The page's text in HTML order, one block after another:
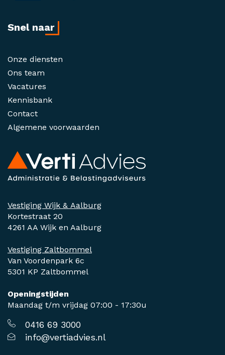
Vestiging Wijk & Aalburg
Kortestraat 20
4261 AA Wijk en Aalburg
Vestiging Zaltbommel
Van Voordenpark 6c
5301 KP Zaltbommel
Openingstijden
Maandag t/m vrijdag 07:00 - 17:30u
0416 69 3000
info@vertiadvies.nl
Snel naar
Onze diensten
Ons team
Vacatures
Kennisbank
Contact
Algemene voorwaarden